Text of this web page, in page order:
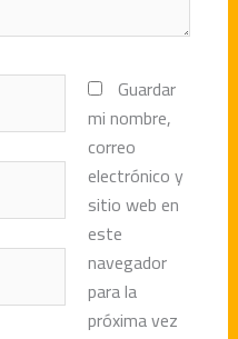
Guardar
mi nombre,
correo
electrónico y
sitio web en
este
navegador
para la
próxima vez